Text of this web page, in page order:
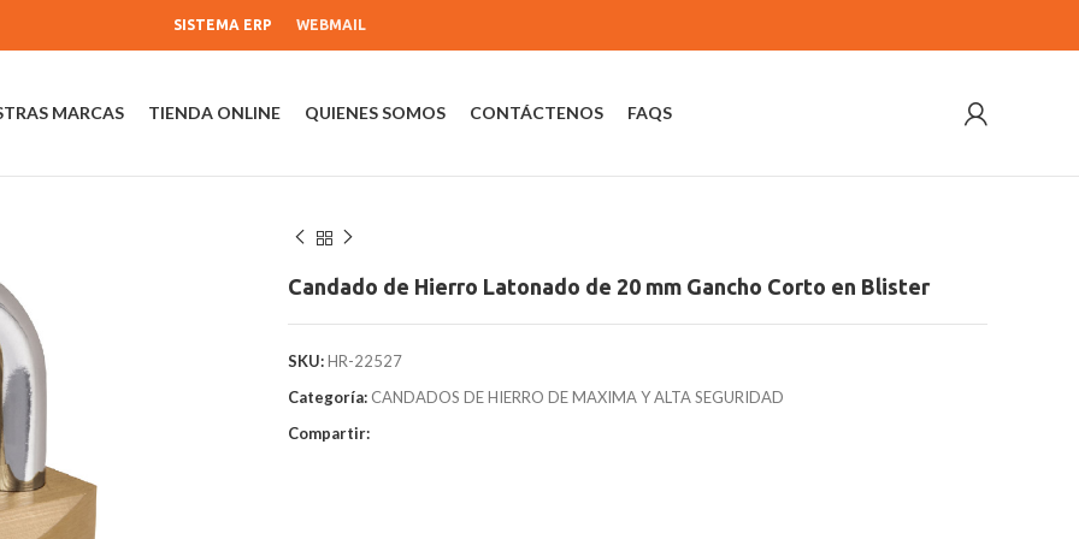
SISTEMA ERP WEBMAIL
MARCAS TIENDA ONLINE QUIENES SOMOS CONTÁCTENOS FAQS
Candado de Hierro Latonado de 20 mm Gancho Corto en Blister
SKU:HR-22527
Categoría: CANDADOS DE HIERRO DE MAXIMA Y ALTA SEGURIDAD
Compartir: